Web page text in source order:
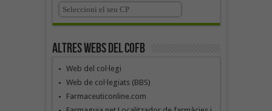
Altres webs del COFB
Web del col·legi
Web de col·legiats (BBS)
Farmaceuticonline.com